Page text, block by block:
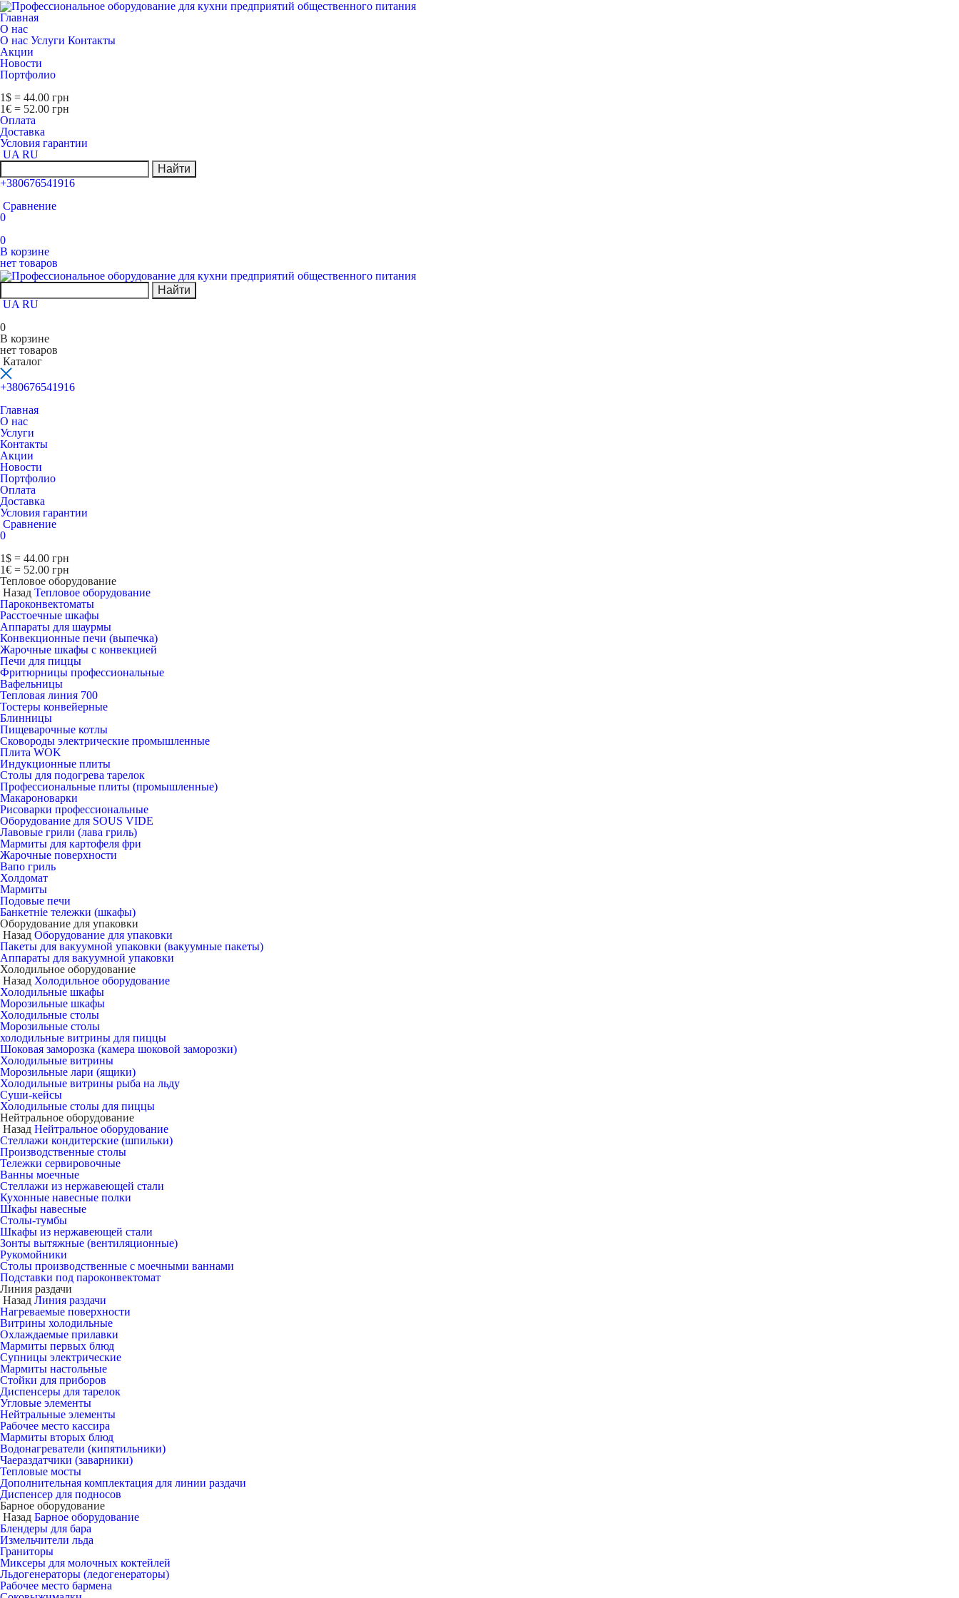
Главная
О нас
О нас Услуги Контакты
Акции
Новости
Портфолио
1$ = 44.00 грн
1€ = 52.00 грн
Оплата
Доставка
Условия гарантии
UA RU
Найти
+380676541916
Сравнение
0
0
В корзине
нет товаров
Найти
UA RU
0
В корзине
нет товаров
Каталог
+380676541916
Главная
О нас
Услуги
Контакты
Акции
Новости
Портфолио
Оплата
Доставка
Условия гарантии
Сравнение
0
1$ = 44.00 грн
1€ = 52.00 грн
Тепловое оборудование
Назад Тепловое оборудование
Пароконвектоматы
Расcтоечные шкафы
Аппараты для шаурмы
Конвекционные печи (выпечка)
Жарочные шкафы с конвекцией
Печи для пиццы
Фритюрницы профессиональные
Вафельницы
Тепловая линия 700
Тостеры конвейерные
Блинницы
Пищеварочные котлы
Сковороды электрические промышленные
Плита WOK
Индукционные плиты
Столы для подогрева тарелок
Профессиональные плиты (промышленные)
Макароноварки
Рисоварки профессиональные
Оборудование для SOUS VIDE
Лавовые грили (лава гриль)
Мармиты для картофеля фри
Жарочные поверхности
Вапо гриль
Холдомат
Мармиты
Подовые печи
Банкетніе тележки (шкафы)
Оборудование для упаковки
Назад Оборудование для упаковки
Пакеты для вакуумной упаковки (вакуумные пакеты)
Аппараты для вакуумной упаковки
Холодильное оборудование
Назад Холодильное оборудование
Холодильные шкафы
Морозильные шкафы
Холодильные столы
Морозильные столы
холодильные витрины для пиццы
Шоковая заморозка (камера шоковой заморозки)
Холодильные витрины
Морозильные лари (ящики)
Холодильные витрины рыба на льду
Суши-кейсы
Холодильные столы для пиццы
Нейтральное оборудование
Назад Нейтральное оборудование
Стеллажи кондитерские (шпильки)
Производственные столы
Тележки сервировочные
Ванны моечные
Стеллажи из нержавеющей стали
Кухонные навесные полки
Шкафы навесные
Столы-тумбы
Шкафы из нержавеющей стали
Зонты вытяжные (вентиляционные)
Рукомойники
Столы производственные с моечными ваннами
Подставки под пароконвектомат
Линия раздачи
Назад Линия раздачи
Нагреваемые поверхности
Витрины холодильные
Охлаждаемые прилавки
Мармиты первых блюд
Супницы электрические
Мармиты настольные
Стойки для приборов
Диспенсеры для тарелок
Угловые элементы
Нейтральные элементы
Рабочее место кассира
Мармиты вторых блюд
Водонагреватели (кипятильники)
Чаераздатчики (заварники)
Тепловые мосты
Дополнительная комплектация для линии раздачи
Диспенсер для подносов
Барное оборудование
Назад Барное оборудование
Блендеры для бара
Измельчители льда
Граниторы
Миксеры для молочных коктейлей
Льдогенераторы (ледогенераторы)
Рабочее место бармена